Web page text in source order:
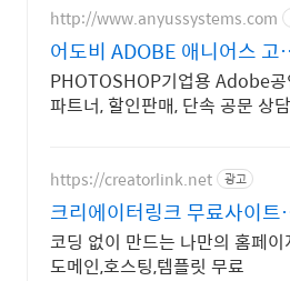
http://www.anyussystems.com
어도비 ADOBE 애니어스 고
과 소통하는 IT 파트너
PHOTOSHOP기업용 Adobe공
파트너, 할인판매, 단속 공문 상
상담을 제공합니다.
https://creatorlink.net 광고
크리에이터링크 무료사이트
작
코딩 없이 만드는 나만의 홈페
도메인,호스팅,템플릿 무료